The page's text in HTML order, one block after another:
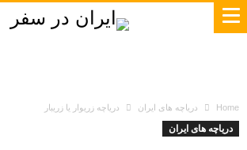
Home دریاچه های ایران دریاچه زریوار یا زریبار
دریاچه های ایران